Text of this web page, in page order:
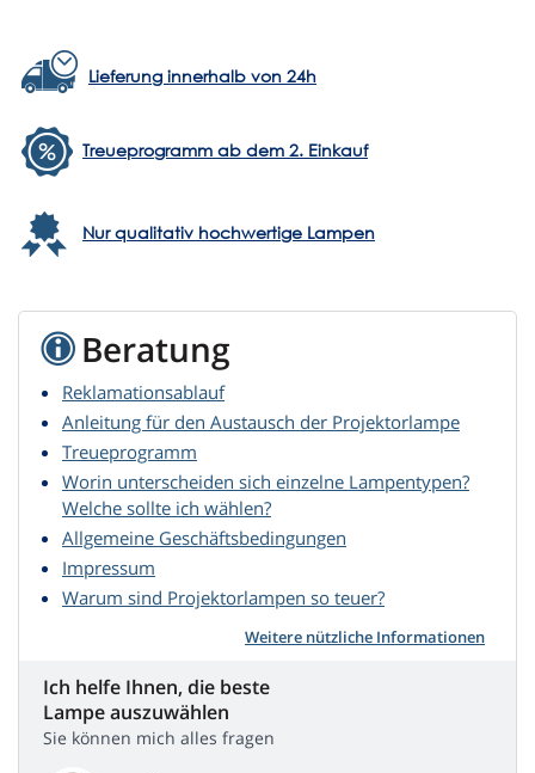
Lieferung innerhalb von 24h
Treueprogramm ab dem 2. Einkauf
Nur qualitativ hochwertige Lampen
Beratung
Reklamationsablauf
Anleitung für den Austausch der Projektorlampe
Treueprogramm
Worin unterscheiden sich einzelne Lampentypen?
Welche sollte ich wählen?
Allgemeine Geschäftsbedingungen
Impressum
Warum sind Projektorlampen so teuer?
Weitere nützliche Informationen
Ich helfe Ihnen, die beste
Lampe auszuwählen
Sie können mich alles fragen